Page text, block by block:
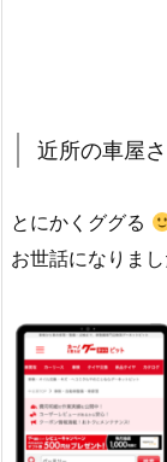
近所の車屋
とにかくググる
お世話になりまし